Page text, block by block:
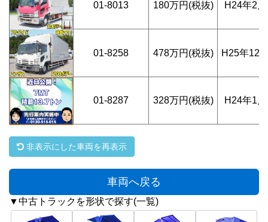
01-8013
01-8258
01-8287
180万円(税抜)
478万円(税抜)
328万円(税抜)
H24年2月
H25年12
H24年1月
非表示にした車両を再表示
車両へ戻る
▼中古トラックを形状で探す(一覧)